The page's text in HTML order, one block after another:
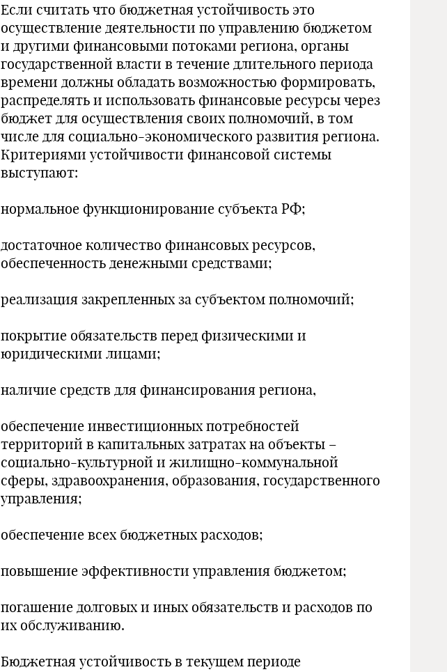
Если считать что бюджетная устойчивость это
осуществление деятельности по управлению бюджетом
и другими финансовыми потоками региона, органы
государственной власти в течение длительного периода
времени должны обладать возможностью формировать,
распределять и использовать финансовые ресурсы через
бюджет для осуществления своих полномочий, в том
числе для социально-экономического развития региона.
Критериями устойчивости финансовой системы
выступают:
нормальное функционирование субъекта РФ;
достаточное количество финансовых ресурсов,
обеспеченность денежными средствами;
реализация закрепленных за субъектом полномочий;
покрытие обязательств перед физическими и
юридическими лицами;
наличие средств для финансирования региона,
обеспечение инвестиционных потребностей
территорий в капитальных затратах на объекты –
социально-культурной и жилищно-коммунальной
сферы, здравоохранения, образования, государственного
управления;
обеспечение всех бюджетных расходов;
повышение эффективности управления бюджетом;
погашение долговых и иных обязательств и расходов по
их обслуживанию.
Бюджетная устойчивость в текущем периоде